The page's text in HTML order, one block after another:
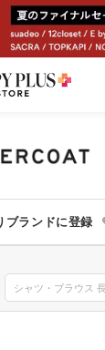
ブランドに登録
シャツ・ブラウス